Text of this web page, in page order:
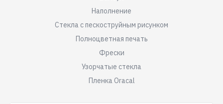
Наполнение
Стекла с пескоструйным рисунком
Полноцветная печать
Фрески
Узорчатые стекла
Пленка Oracal